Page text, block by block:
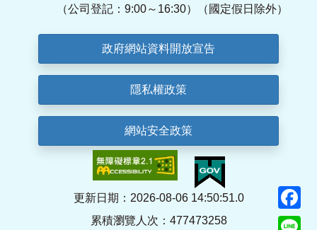
（公司登記：9:00～16:30）（國定假日除外）
政府網站資料開放宣告
隱私權政策
網站安全政策
更新日期：2026-08-06 14:50:51.0
累積瀏覽人次：477473258